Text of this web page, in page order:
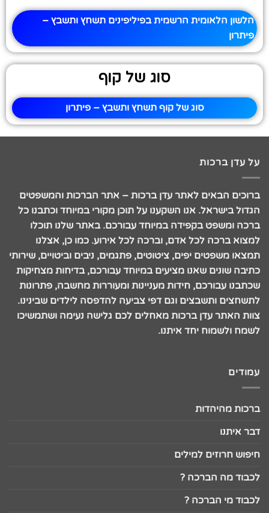
הלשון הלאומית הרשמית בפיליפינים תשחץ ותשבץ –
פיתרון
סוג של קוף
סוג של קוף תשחץ ותשבץ – פיתרון
על עדן ברכות
ברוכים הבאים לאתר עדן ברכות – אתר הברכות והמשפטים
הגדול בישראל. אנו השקענו על תוכן מקורי במיוחד וכתבנו כל
ברכה ומשפט בקפידה במיוחד עבורכם. באתר שלנו תוכלו
למצוא ברכה לכל אדם, וברכה לכל אירוע. כמו כן, אצלנו
תמצאו משפטים יפים, ציטוטים, פתגמים, ניבים וביטויים, שירותי
כתיבה שונים שאנו מציעים במיוחד עבורכם, בדיחות מצחיקות
שכתבנו עבורכם, חידות מעניינות ומעוררות מחשבה, פתרונות
לתשחצים ותשבצים וגם דפי צביעה להדפסה לילדים שבינינו.
צוות האתר עדן ברכות מאחלים לכם גלישה נעימה ושתמשיכו
לשמח ולשמוח יחד איתנו.
עמודים
ברכות מהיהדות
דבר איתנו
חיפוש חרוזים למילים
לכבוד מה הברכה ?
לכבוד מי הברכה ?